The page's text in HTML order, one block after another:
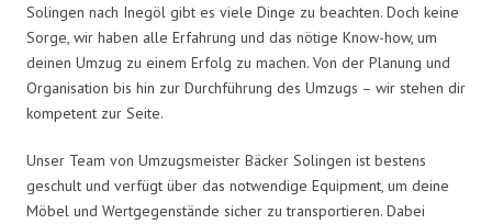
Solingen nach Inegöl gibt es viele Dinge zu beachten. Doch keine
Sorge, wir haben alle Erfahrung und das nötige Know-how, um
deinen Umzug zu einem Erfolg zu machen. Von der Planung und
Organisation bis hin zur Durchführung des Umzugs – wir stehen dir
kompetent zur Seite.
Unser Team von Umzugsmeister Bäcker Solingen ist bestens
geschult und verfügt über das notwendige Equipment, um deine
Möbel und Wertgegenstände sicher zu transportieren. Dabei